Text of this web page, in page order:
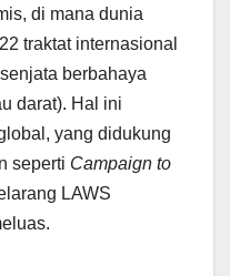
di mana dunia
traktat internasional
berbahaya
darat). Hal ini
yang didukung
seperti Campaign to
LAWS